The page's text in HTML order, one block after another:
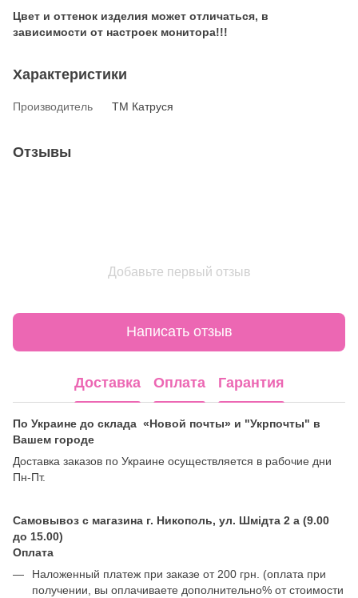
Цвет и оттенок изделия может отличаться, в
зависимости от настроек монитора!!!
Характеристики
Производитель ТМ Катруся
Отзывы
Добавьте первый отзыв
Написать отзыв
Доставка Оплата Гарантия
По Украине до склада «Новой почты» и "Укрпочты" в
Вашем городе
Доставка заказов по Украине осуществляется в рабочие дни
Пн-Пт.
Самовывоз с магазина г. Никополь, ул. Шмідта 2 а (9.00
до 15.00)
Оплата
Наложенный платеж при заказе от 200 грн. (оплата при
получении, вы оплачиваете дополнительно% от стоимости